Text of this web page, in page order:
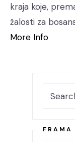
kraja koje,
žalosti za
More Info
FRAMA